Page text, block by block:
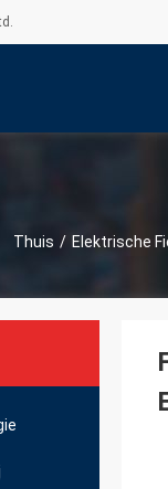
Thuis / Elektrische